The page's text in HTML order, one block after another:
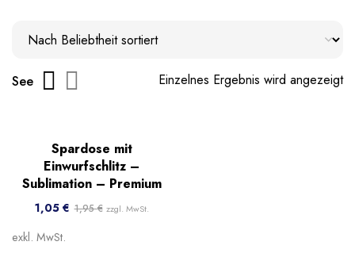
Einzelnes Ergebnis wird angezeigt
See
-46%
Beliebt
Spardose mit
Einwurfschlitz –
Sublimation – Premium
1,05 € 1,95€ zzgl. MwSt.
exkl. MwSt.